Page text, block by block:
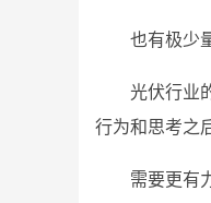
也有极少
光伏行业
行为和思考之
需要更有